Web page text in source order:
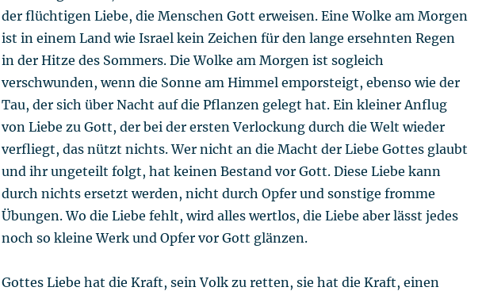
der flüchtigen Liebe, die Menschen Gott erweisen. Eine Wolke am Morgen
ist in einem Land wie Israel kein Zeichen für den lange ersehnten Regen
in der Hitze des Sommers. Die Wolke am Morgen ist sogleich
verschwunden, wenn die Sonne am Himmel emporsteigt, ebenso wie der
Tau, der sich über Nacht auf die Pflanzen gelegt hat. Ein kleiner Anflug
von Liebe zu Gott, der bei der ersten Verlockung durch die Welt wieder
verfliegt, das nützt nichts. Wer nicht an die Macht der Liebe Gottes glaubt
und ihr ungeteilt folgt, hat keinen Bestand vor Gott. Diese Liebe kann
durch nichts ersetzt werden, nicht durch Opfer und sonstige fromme
Übungen. Wo die Liebe fehlt, wird alles wertlos, die Liebe aber lässt jedes
noch so kleine Werk und Opfer vor Gott glänzen.
Gottes Liebe hat die Kraft, sein Volk zu retten, sie hat die Kraft, einen